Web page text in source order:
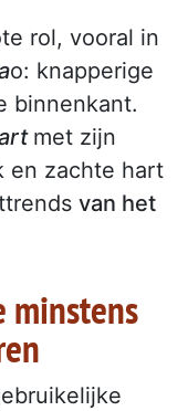
rol, vooral in
o: knapperige
binnenkant.
met zijn
en zachte hart
van het
minstens